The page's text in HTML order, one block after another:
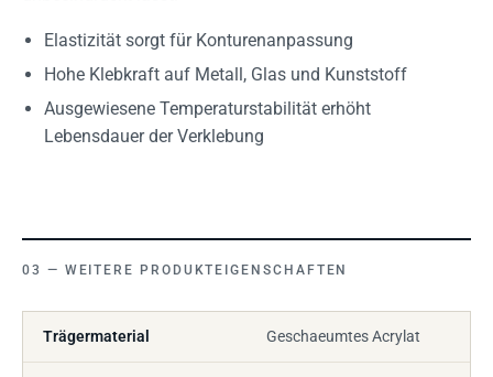
Elastizität sorgt für Konturenanpassung
Hohe Klebkraft auf Metall, Glas und Kunststoff
Ausgewiesene Temperaturstabilität erhöht
Lebensdauer der Verklebung
WEITERE PRODUKTEIGENSCHAFTEN
Trägermaterial Geschaeumtes Acrylat